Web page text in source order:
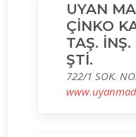
UYAN
ÇİNKO
TAŞ.
ŞTİ.
722/1 SOK.